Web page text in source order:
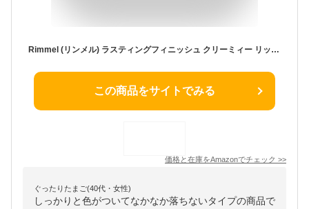
Rimmel (リンメル) ラスティングフィニッシュ クリーミィー リップ 102
この商品をサイトでみる
価格と在庫をAmazonでチェック >>
ぐったりたまご(40代・女性)
しっかりと色がついてなかなか落ちないタイプの商品で